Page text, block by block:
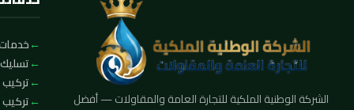
الشركة الوطنية الملكية للتجارة العامة والمقاولات — أفضل
تركيب